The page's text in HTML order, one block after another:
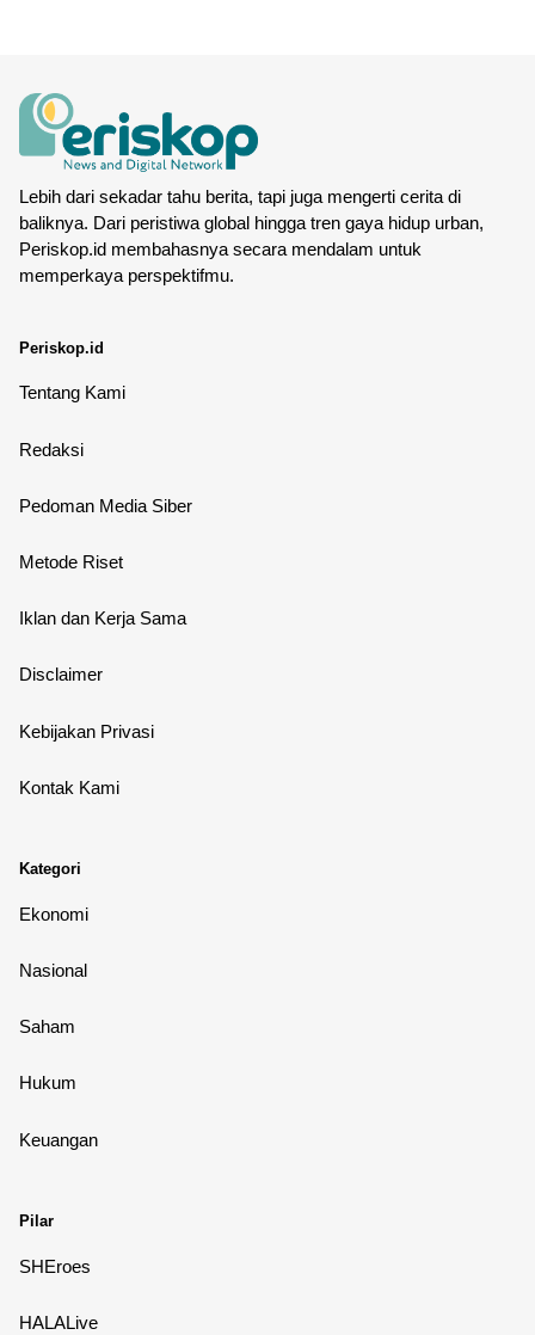
Lebih dari sekadar tahu berita, tapi juga mengerti cerita di
baliknya. Dari peristiwa global hingga tren gaya hidup urban,
Periskop.id membahasnya secara mendalam untuk
memperkaya perspektifmu.
Periskop.id
Tentang Kami
Redaksi
Pedoman Media Siber
Metode Riset
Iklan dan Kerja Sama
Disclaimer
Kebijakan Privasi
Kontak Kami
Kategori
Ekonomi
Nasional
Saham
Hukum
Keuangan
Pilar
SHEroes
HALALive